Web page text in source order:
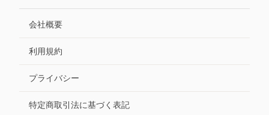
会社概要
利用規約
プライバシー
特定商取引法に基づく表記